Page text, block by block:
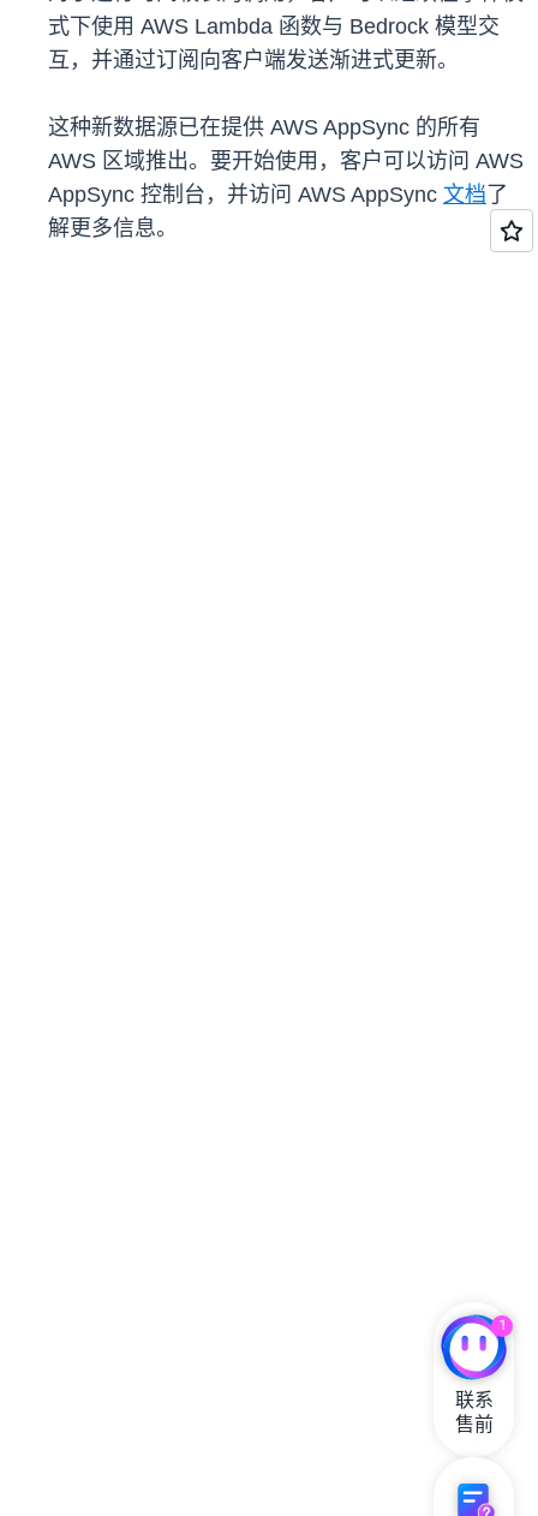
式下使用 AWS Lambda 函数与 Bedrock 模型交
互，并通过订阅向客户端发送渐进式更新。
这种新数据源已在提供 AWS AppSync 的所有
AWS 区域推出。要开始使用，客户可以访问 AWS
AppSync 控制台，并访问 AWS AppSync 文档 了
解更多信息。
1
联系
售前